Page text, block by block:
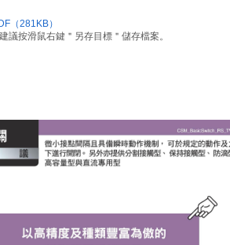
（281KB）
議按滑鼠右鍵＂另存目標＂儲存檔案。